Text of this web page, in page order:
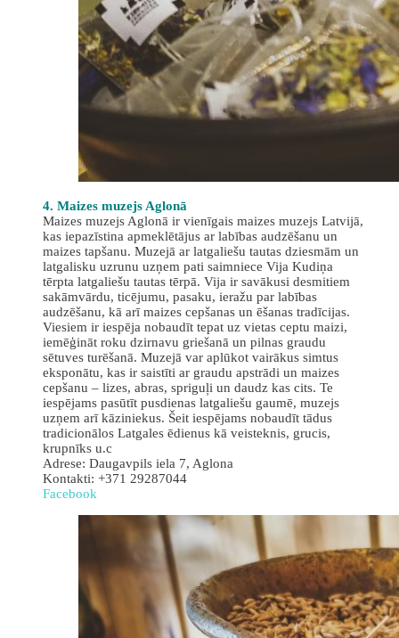
4. Maizes muzejs Aglonā
Maizes muzejs Aglonā ir vienīgais maizes muzejs Latvijā,
kas iepazīstina apmeklētājus ar labības audzēšanu un
maizes tapšanu. Muzejā ar latgaliešu tautas dziesmām un
latgalisku uzrunu uzņem pati saimniece Vija Kudiņa
tērpta latgaliešu tautas tērpā. Vija ir savākusi desmitiem
sakāmvārdu, ticējumu, pasaku, ieražu par labības
audzēšanu, kā arī maizes cepšanas un ēšanas tradīcijas.
Viesiem ir iespēja nobaudīt tepat uz vietas ceptu maizi,
iemēģināt roku dzirnavu griešanā un pilnas graudu
sētuves turēšanā. Muzejā var aplūkot vairākus simtus
eksponātu, kas ir saistīti ar graudu apstrādi un maizes
cepšanu – lizes, abras, spriguļi un daudz kas cits. Te
iespējams pasūtīt pusdienas latgaliešu gaumē, muzejs
uzņem arī kāziniekus. Šeit iespējams nobaudīt tādus
tradicionālos Latgales ēdienus kā veisteknis, grucis,
krupnīks u.c
Adrese: Daugavpils iela 7, Aglona
Kontakti: +371 29287044
Facebook